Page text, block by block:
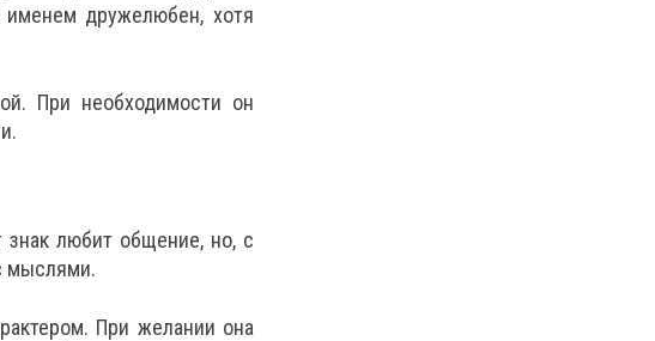
дружелюбен, хотя
При необходимости он
любит общение, но, с
мыслями.
При желании она